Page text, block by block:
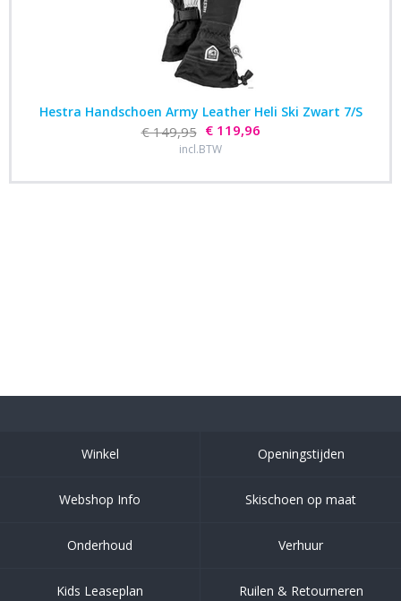
Hestra Handschoen Army Leather Heli Ski Zwart 7/S
€ 149,95 € 119,96
incl.BTW
Winkel Openingstijden
Webshop Info Skischoen op maat
Onderhoud Verhuur
Kids Leaseplan Ruilen & Retourneren